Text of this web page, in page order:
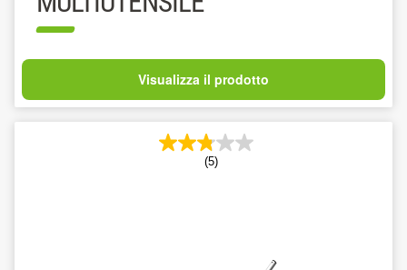
Visualizza il prodotto
(5)